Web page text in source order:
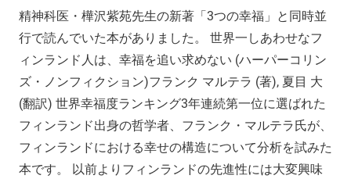
精神科医・樺沢紫苑先生の新著「3つの幸福」と同時並
行で読んでいた本がありました。 世界一しあわせなフ
ィンランド人は、幸福を追い求めない (ハーパーコリン
ズ・ノンフィクション)フランク マルテラ (著), 夏目 大
(翻訳) 世界幸福度ランキング3年連続第一位に選ばれた
フィンランド出身の哲学者、フランク・マルテラ氏が、
フィンランドにおける幸せの構造について分析を試みた
本です。 以前よりフィンランドの先進性には大変興味